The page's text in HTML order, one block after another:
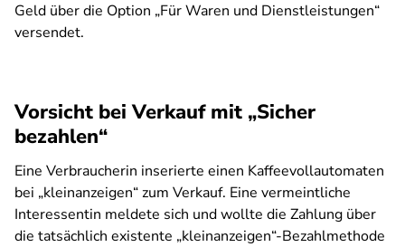
Geld über die Option „Für Waren und Dienstleistungen“
versendet.
Vorsicht bei Verkauf mit „Sicher
bezahlen“
Eine Verbraucherin inserierte einen Kaffeevollautomaten
bei „kleinanzeigen“ zum Verkauf. Eine vermeintliche
Interessentin meldete sich und wollte die Zahlung über
die tatsächlich existente „kleinanzeigen“-Bezahlmethode